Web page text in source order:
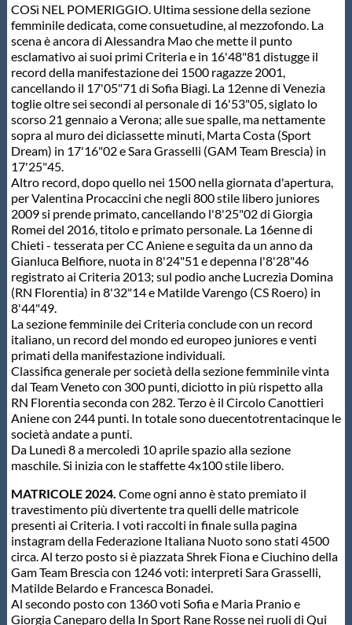
COSì NEL POMERIGGIO. Ultima sessione della sezione
femminile dedicata, come consuetudine, al mezzofondo. La
scena è ancora di Alessandra Mao che mette il punto
esclamativo ai suoi primi Criteria e in 16'48"81 distugge il
record della manifestazione dei 1500 ragazze 2001,
cancellando il 17'05"71 di Sofia Biagi. La 12enne di Venezia
toglie oltre sei secondi al personale di 16'53"05, siglato lo
scorso 21 gennaio a Verona; alle sue spalle, ma nettamente
sopra al muro dei diciassette minuti, Marta Costa (Sport
Dream) in 17'16"02 e Sara Grasselli (GAM Team Brescia) in
17'25"45.
Altro record, dopo quello nei 1500 nella giornata d'apertura,
per Valentina Procaccini che negli 800 stile libero juniores
2009 si prende primato, cancellando l'8'25"02 di Giorgia
Romei del 2016, titolo e primato personale. La 16enne di
Chieti - tesserata per CC Aniene e seguita da un anno da
Gianluca Belfiore, nuota in 8'24"51 e depenna l'8'28"46
registrato ai Criteria 2013; sul podio anche Lucrezia Domina
(RN Florentia) in 8'32"14 e Matilde Varengo (CS Roero) in
8'44"49.
La sezione femminile dei Criteria conclude con un record
italiano, un record del mondo ed europeo juniores e venti
primati della manifestazione individuali.
Classifica generale per società della sezione femminile vinta
dal Team Veneto con 300 punti, diciotto in più rispetto alla
RN Florentia seconda con 282. Terzo è il Circolo Canottieri
Aniene con 244 punti. In totale sono duecentotrentacinque le
società andate a punti.
Da Lunedì 8 a mercoledì 10 aprile spazio alla sezione
maschile. Si inizia con le staffette 4x100 stile libero.
MATRICOLE 2024. Come ogni anno è stato premiato il
travestimento più divertente tra quelli delle matricole
presenti ai Criteria. I voti raccolti in finale sulla pagina
instagram della Federazione Italiana Nuoto sono stati 4500
circa. Al terzo posto si è piazzata Shrek Fiona e Ciuchino della
Gam Team Brescia con 1246 voti: interpreti Sara Grasselli,
Matilde Belardo e Francesca Bonadei.
Al secondo posto con 1360 voti Sofia e Maria Pranio e
Giorgia Caneparo della In Sport Rane Rosse nei ruoli di Qui